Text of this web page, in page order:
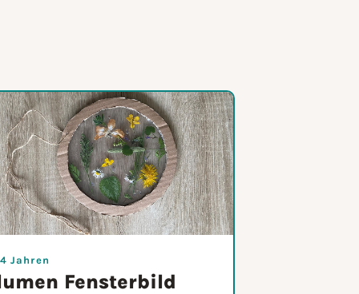
Jahren
Fensterbild